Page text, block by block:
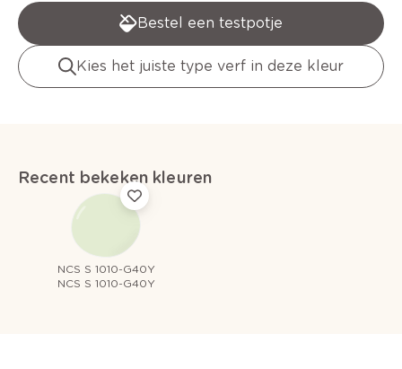
Bestel een testpotje
Kies het juiste type verf in deze kleur
Recent bekeken kleuren
NCS S 1010-G40Y
NCS S 1010-G40Y